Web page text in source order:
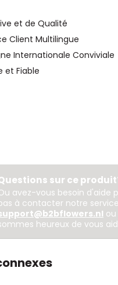
et de Qualité
Client Multilingue
Internationale Conviviale
et Fiable
sur ce
avez-vous besoin d'aide
à contacter notre
ou
heureux de vous